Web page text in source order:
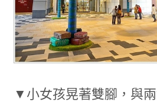
▼小女孩晃著雙腳，與